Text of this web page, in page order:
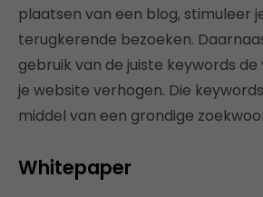
plaatsen van een blog, stimuleer
terugkerende bezoeken.
gebruik van de juiste keywords
je website verhogen. Die
middel van een grondige
Whitepaper